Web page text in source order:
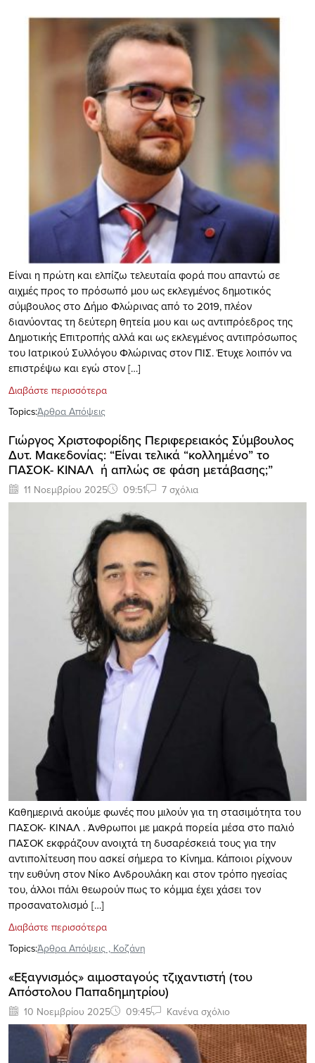
Είναι η πρώτη και ελπίζω τελευταία φορά που απαντώ σε
αιχμές προς το πρόσωπό μου ως εκλεγμένος δημοτικός
σύμβουλος στο Δήμο Φλώρινας από το 2019, πλέον
διανύοντας τη δεύτερη θητεία μου και ως αντιπρόεδρος της
Δημοτικής Επιτροπής αλλά και ως εκλεγμένος αντιπρόσωπος
του Ιατρικού Συλλόγου Φλώρινας στον ΠΙΣ. Έτυχε λοιπόν να
επιστρέψω και εγώ στον […]
Διαβάστε περισσότερα
Topics:Άρθρα Απόψεις
Γιώργος Χριστοφορίδης Περιφερειακός Σύμβουλος
Δυτ. Μακεδονίας: “Είναι τελικά “κολλημένο” το
ΠΑΣΟΚ- ΚΙΝΑΛ ή απλώς σε φάση μετάβασης;”
11 Νοεμβρίου 2025 09:51 7 σχόλια
Καθημερινά ακούμε φωνές που μιλούν για τη στασιμότητα του
ΠΑΣΟΚ- ΚΙΝΑΛ . Άνθρωποι με μακρά πορεία μέσα στο παλιό
ΠΑΣΟΚ εκφράζουν ανοιχτά τη δυσαρέσκειά τους για την
αντιπολίτευση που ασκεί σήμερα το Κίνημα. Κάποιοι ρίχνουν
την ευθύνη στον Νίκο Ανδρουλάκη και στον τρόπο ηγεσίας
του, άλλοι πάλι θεωρούν πως το κόμμα έχει χάσει τον
προσανατολισμό […]
Διαβάστε περισσότερα
Topics:Άρθρα Απόψεις , Κοζάνη
«Εξαγνισμός» αιμοσταγούς τζιχαντιστή (του
Απόστολου Παπαδημητρίου)
10 Νοεμβρίου 2025 09:45 Κανένα σχόλιο